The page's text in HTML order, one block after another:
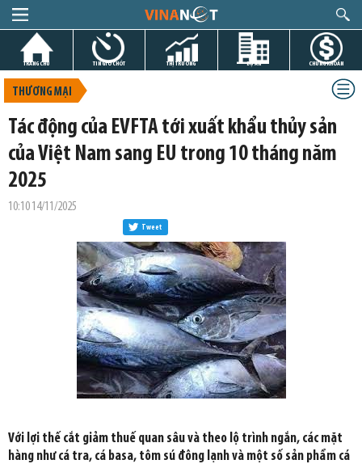
TRANG CHỦ TIN GIỜ CHÓT THỊ TRƯỜNG DỰ ÁN CHỨNG KHOÁN
THƯƠNG MẠI
Tác động của EVFTA tới xuất khẩu thủy sản
của Việt Nam sang EU trong 10 tháng năm
2025
10:10 14/11/2025
Tweet
Với lợi thế cắt giảm thuế quan sâu và theo lộ trình ngắn, các mặt
hàng như cá tra, cá basa, tôm sú đông lạnh và một số sản phẩm cá